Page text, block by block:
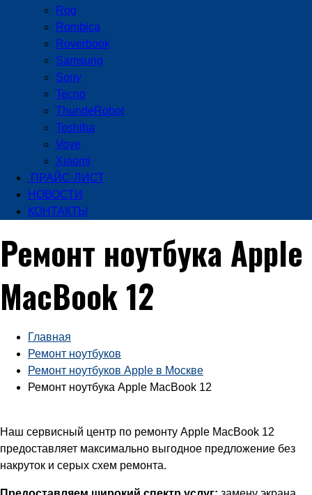
Rog
Rombica
Roverbook
Samsung
Sony
Tecno
ThundeRobot
Toshiba
Vove
Xiaomi
ПРАЙС-ЛИСТ
НОВОСТИ
КОНТАКТЫ
Ремонт ноутбука Apple
MacBook 12
Главная
Ремонт ноутбуков
Ремонт ноутбуков Apple в Москве
Ремонт ноутбука Apple MacBook 12
Наш сервисный центр по ремонту Apple MacBook 12
предоставляет максимально выгодное предложение без
накруток и серых схем ремонта.